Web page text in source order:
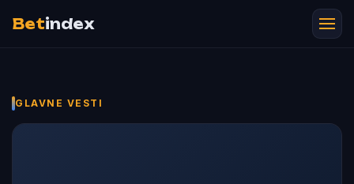
Betindex
GLAVNE VESTI